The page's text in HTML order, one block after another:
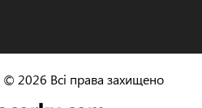
© 2026 Всі права захищено